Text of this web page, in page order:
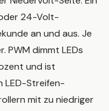
24-Volt-
an und aus. Je
PWM dimmt LEDs
und ist
LED-Streifen-
mit zu niedriger